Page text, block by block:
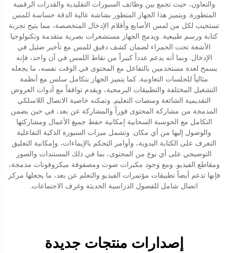
والتعاون، حيث تجمع بين وظائف السبورات التقليدية والقدرات الرقمية
المتطورة. ويتميز هذا الجهاز المتطور بشاشة عالية الدقة حساسة للمس
تستجيب لكل من لمس الأصابع وأقلام الإدخال المتخصصة، مما يتيح تجربة
كتابة ورسم طبيعية. ويدمج الجهاز مستشعرات بصرية متقدمة وتكنولوجيا
الأشعة تحت الحمراء لضمان كشف دقيق للمس مع تأخير ضئيل في
الإدخال. وبما أنه يدعم عدداً كبيراً من نقاط اللمس في آن واحد، فإنه
يسمح لعدة مستخدمين بالتفاعل مع المحتوى في الوقت نفسه، ما يجعله
مثالياً للجلسات التعاونية. كما يتميز الجهاز بتكامل سلس مع أنظمة
التشغيل المختلفة والتطبيقات البرمجية، ويقدم توافقاً مع أدوات العروض
التقديمية الشائعة ومنصات التعليم. وتمكنه خاصية الاتصال اللاسلكي
المدمجة من مشاركة المحتوى فوراً والمشاركة عن بعد، في حين يضمن
التكامل مع الحوسبة السحابية إمكانية حفظ جميع الأعمال ومشاركتها
والوصول إليها من أي مكان. وتشمل ميزات السبورة الذكية التفاعلية
التعرف على الكتابة اليدوية، وأوامر التحكم بالإيماءات، وإمكانية التعليق
التوضيحي على أي نوع من المحتوى، بما في ذلك المستندات والصور
ومقاطع الفيديو. ومع وجود مكبرات صوت ومصفوفة ميكروفونات مدمجة،
فإنها تدعم أيضاً تطبيقات مؤتمرات الفيديو والتعلم عن بعد، ما يجعلها مركز
اتصال شامل للفصول الدراسية الحديثة وغرف الاجتماعات.
إصدارات منتجات جديدة